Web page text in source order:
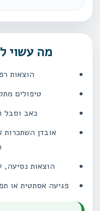
מה עשוי
הוצאות
טיפולים
כאב וסבל
אובדן השתכרות
הוצאות נסיעה,
פגיעה אסתטית או